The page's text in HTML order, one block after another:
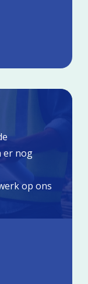
er nog
op ons